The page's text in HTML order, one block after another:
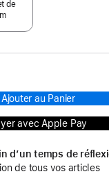
de
Ajouter au Panier
avec Apple Pay
d’un temps de
de tous vos articles